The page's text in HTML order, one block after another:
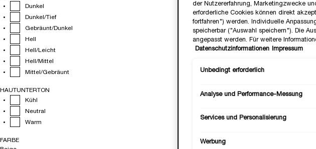
Dunkel
Dunkel/Tief
Gebräunt/Dunkel
Hell
Hell/Leicht
Hell/Mittel
Mittel/Gebräunt
HAUTUNTERTON
Kühl
Neutral
Warm
FARBE
der Nutzererfahrung, Marketingzwecke
erforderliche Cookies können direkt
fortfahren") werden. Individuelle
speicherbar ("Auswahl speichern"). Die
angepasst werden. Für weitere
Datenschutzinformationen
Impressum
Unbedingt erforderlich
Analyse und Performance-Messung
Services und Personalisierung
Werbung